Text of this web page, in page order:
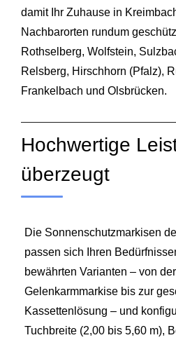
damit Ihr Zuhause in
Nachbarorten rundum
Rothselberg, Wolfstein,
Relsberg, Hirschhorn (Pfalz),
Frankelbach und Olsbrücken.
Hochwertige
überzeugt
Die Sonnenschutzmarkisen
passen sich Ihren
bewährten Varianten – von
Gelenkarmmarkise bis zur
Kassettenlösung – und
Tuchbreite (2,00 bis 5,60 m),